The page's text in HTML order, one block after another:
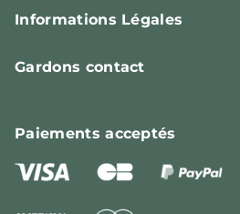
Informations Légales
Gardons contact
Paiementsacceptés